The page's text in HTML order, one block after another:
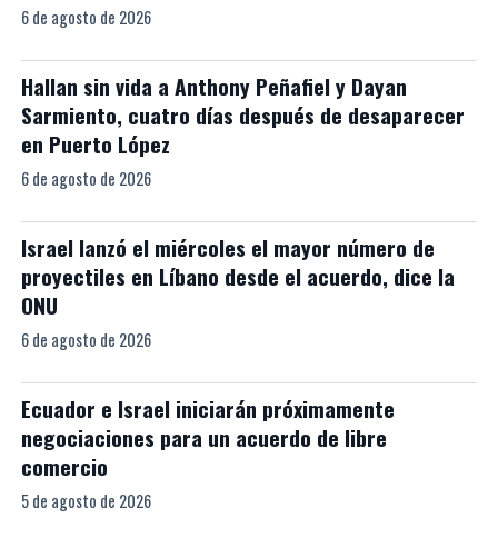
6 de agosto de 2026
Hallan sin vida a Anthony Peñafiel y Dayan
Sarmiento, cuatro días después de desaparecer
en Puerto López
6 de agosto de 2026
Israel lanzó el miércoles el mayor número de
proyectiles en Líbano desde el acuerdo, dice la
ONU
6 de agosto de 2026
Ecuador e Israel iniciarán próximamente
negociaciones para un acuerdo de libre
comercio
5 de agosto de 2026